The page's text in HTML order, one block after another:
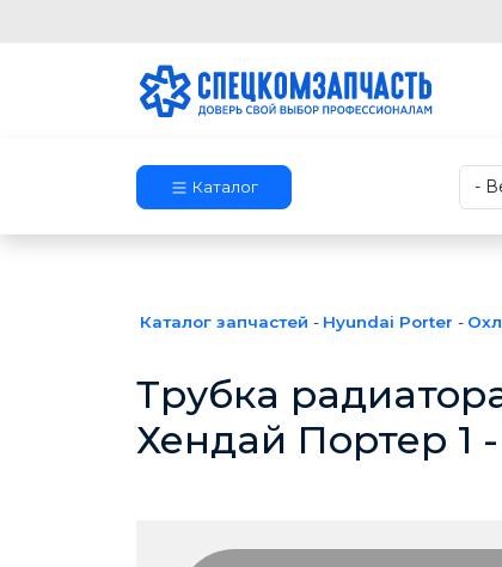
Каталог
Каталог запчастей - Hyundai Porter -
Трубка
Хендай Портер 1